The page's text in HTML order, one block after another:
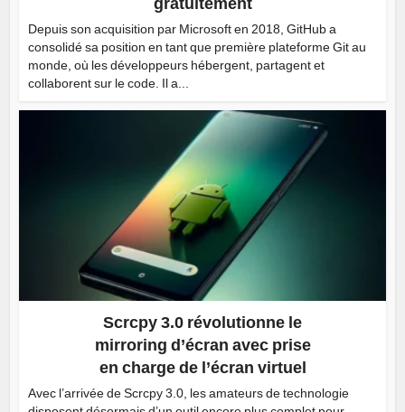
gratuitement
Depuis son acquisition par Microsoft en 2018, GitHub a
consolidé sa position en tant que première plateforme Git au
monde, où les développeurs hébergent, partagent et
collaborent sur le code. Il a...
Scrcpy 3.0 révolutionne le
mirroring d’écran avec prise
en charge de l’écran virtuel
Avec l’arrivée de Scrcpy 3.0, les amateurs de technologie